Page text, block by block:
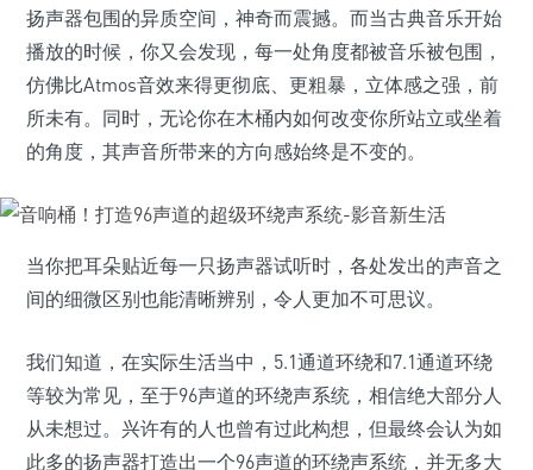
扬声器包围的异质空间，神奇而震撼。而当古典音乐开始
播放的时候，你又会发现，每一处角度都被音乐被包围，
仿佛比Atmos音效来得更彻底、更粗暴，立体感之强，前
所未有。同时，无论你在木桶内如何改变你所站立或坐着
的角度，其声音所带来的方向感始终是不变的。
当你把耳朵贴近每一只扬声器试听时，各处发出的声音之
间的细微区别也能清晰辨别，令人更加不可思议。
我们知道，在实际生活当中，5.1通道环绕和7.1通道环绕
等较为常见，至于96声道的环绕声系统，相信绝大部分人
从未想过。兴许有的人也曾有过此构想，但最终会认为如
此多的扬声器打造出一个96声道的环绕声系统，并无多大